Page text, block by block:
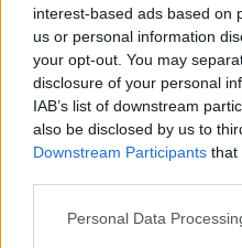
interest-based ads based on
us or personal information
your opt-out. You may
disclosure of your personal
IAB’s list of downstream
also be disclosed by us to
Downstream Participants that
Please note that this
Personal Data